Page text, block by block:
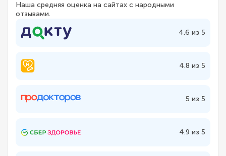
Наша средняя оценка на сайтах с народными
отзывами.
4.6 из 5
4.8 из 5
5 из 5
4.9 из 5